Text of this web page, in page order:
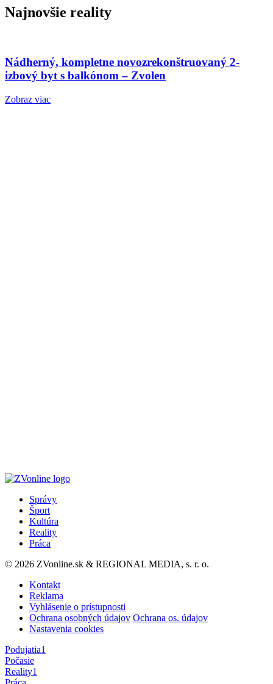
Najnovšie reality
Nádherný, kompletne novozrekonštruovaný 2-
izbový byt s balkónom – Zvolen
Zobraz viac
Správy
Šport
Kultúra
Reality
Práca
© 2026 ZVonline.sk & REGIONAL MEDIA, s. r. o.
Kontakt
Reklama
Vyhlásenie o prístupnosti
Ochrana osobných údajov Ochrana os. údajov
Nastavenia cookies
Podujatia1
Počasie
Reality1